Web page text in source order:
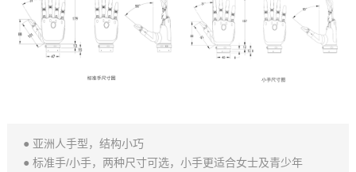
● 亚洲人手型，结构小巧
● 标准手/小手，两种尺寸可选，小手更适合女士及青少年